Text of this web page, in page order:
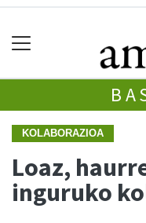
KOLABORAZIOA
Loaz,
inguruko